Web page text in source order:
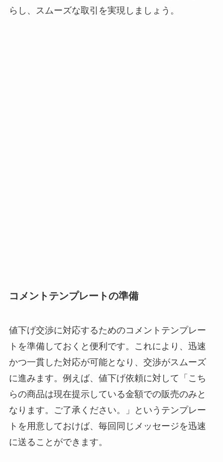
らし、スムーズな取引を実現しましょう。
コメントテンプレートの準備
値下げ交渉に対応するためのコメントテンプレー
トを準備しておくと便利です。これにより、迅速
かつ一貫した対応が可能となり、交渉がスムーズ
に進みます。例えば、値下げ依頼に対して「こち
らの商品は現在提示している金額での販売のみと
なります。ご了承ください。」というテンプレー
トを用意しておけば、毎回同じメッセージを迅速
に送ることができます。